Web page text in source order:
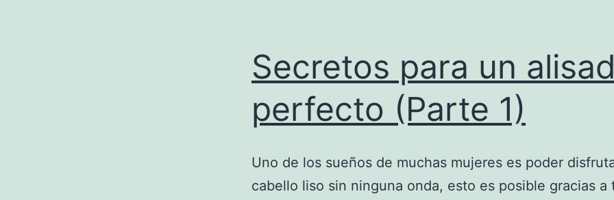
Secretos para un
perfecto (Parte 1)
Uno de los sueños de muchas mujeres es poder
cabello liso sin ninguna onda, esto es posible gracias a